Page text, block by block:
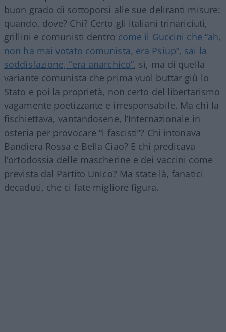
buon grado di sottoporsi alle sue deliranti misure:
quando, dove? Chi? Certo gli italiani trinariciuti,
grillini e comunisti dentro come il Guccini che “ah,
non ha mai votato comunista, era Psiup”, sai la
soddisfazione, “era anarchico”, sì, ma di quella
variante comunista che prima vuol buttar giù lo
Stato e poi la proprietà, non certo del libertarismo
vagamente poetizzante e irresponsabile. Ma chi la
fischiettava, vantandosene, l’Internazionale in
osteria per provocare “i fascisti”? Chi intonava
Bandiera Rossa e Bella Ciao? E chi predicava
l’ortodossia delle mascherine e dei vaccini come
prevista dal Partito Unico? Ma state là, fanatici
decaduti, che ci fate migliore figura.